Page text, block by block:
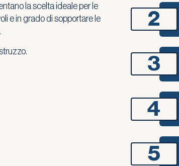
la scelta ideale per le
e in grado di sopportare le
2
3
4
5